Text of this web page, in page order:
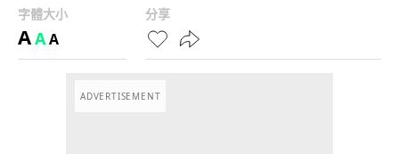
字體大小
AAA
分享
ADVERTISEMENT